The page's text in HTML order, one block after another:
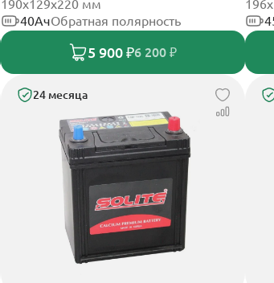
190x129x220 мм
40АчОбратная полярность
5 900 ₽6 200 ₽
24 месяца